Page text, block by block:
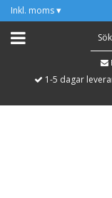
Inkl. moms ▾
1-5 dagar